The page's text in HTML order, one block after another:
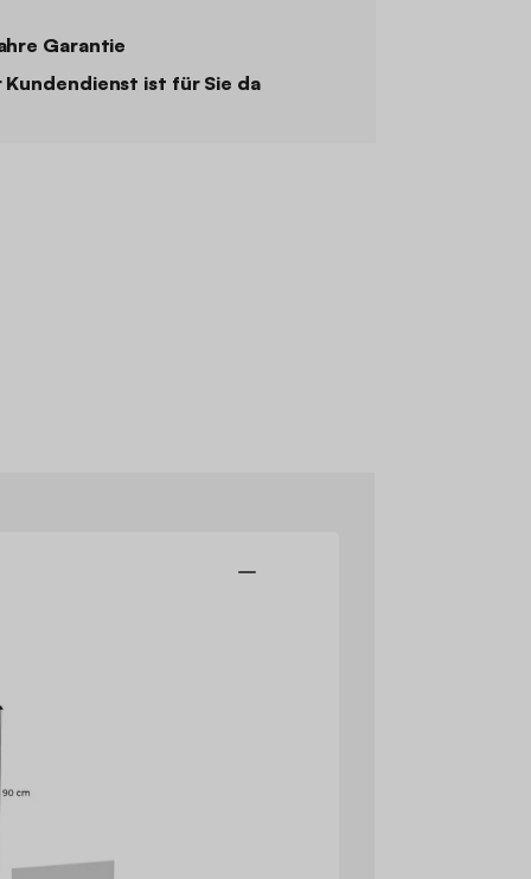
Garantie
Kundendienst ist für Sie da